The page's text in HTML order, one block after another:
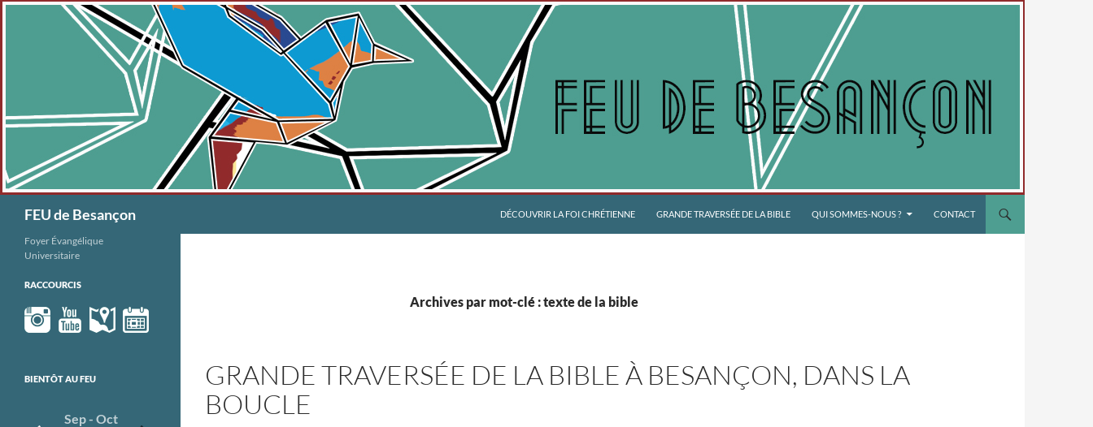
Aller
FEU de Besançon DÉCOUVRIR LA FOI CHRÉTIENNE GRANDE TRAVERSÉE DE LA BIBLE QUI SOMMES-NOUS ? CONTACT
Archives par mot-clé : texte de la bible
GRANDE TRAVERSÉE DE LA BIBLE À BESANÇON, DANS LA
BOUCLE
Foyer Évangélique
Universitaire
RACCOURCIS
BIENTÔT AU FEU
Sep - Oct